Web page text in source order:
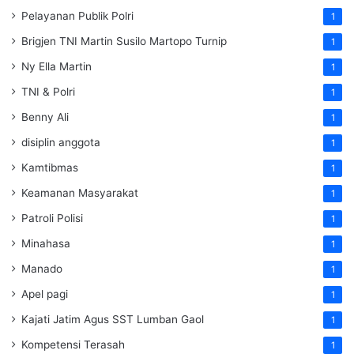
Pelayanan Publik Polri 1
Brigjen TNI Martin Susilo Martopo Turnip 1
Ny Ella Martin 1
TNI & Polri 1
Benny Ali 1
disiplin anggota 1
Kamtibmas 1
Keamanan Masyarakat 1
Patroli Polisi 1
Minahasa 1
Manado 1
Apel pagi 1
Kajati Jatim Agus SST Lumban Gaol 1
Kompetensi Terasah 1